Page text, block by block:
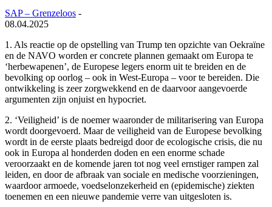
SAP – Grenzeloos -
08.04.2025
1. Als reactie op de opstelling van Trump ten opzichte van Oekraïne
en de NAVO worden er concrete plannen gemaakt om Europa te
‘herbewapenen’, de Europese legers enorm uit te breiden en de
bevolking op oorlog – ook in West-Europa – voor te bereiden. Die
ontwikkeling is zeer zorgwekkend en de daarvoor aangevoerde
argumenten zijn onjuist en hypocriet.
2. ‘Veiligheid’ is de noemer waaronder de militarisering van Europa
wordt doorgevoerd. Maar de veiligheid van de Europese bevolking
wordt in de eerste plaats bedreigd door de ecologische crisis, die nu
ook in Europa al honderden doden en een enorme schade
veroorzaakt en de komende jaren tot nog veel ernstiger rampen zal
leiden, en door de afbraak van sociale en medische voorzieningen,
waardoor armoede, voedselonzekerheid en (epidemische) ziekten
toenemen en een nieuwe pandemie verre van uitgesloten is.